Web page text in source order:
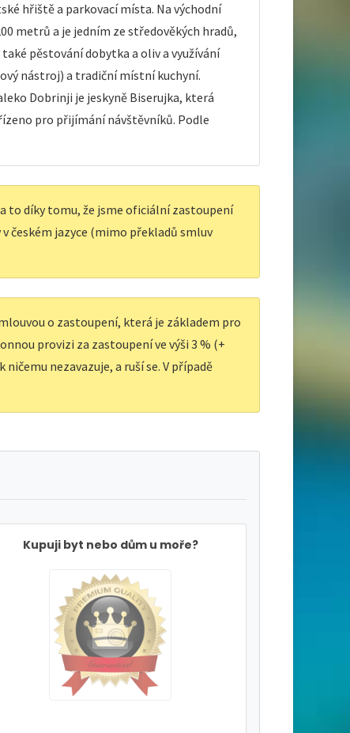
hřiště a parkovací místa. Na východní
metrů a je jedním ze středověkých hradů,
pěstování dobytka a oliv a využívání
nástroj) a tradiční místní kuchyní.
Dobrinji je jeskyně Biserujka, která
pro přijímání návštěvníků. Podle
to díky tomu, že jsme oficiální zastoupení
českém jazyce (mimo překladů smluv
o zastoupení, která je základem pro
provizi za zastoupení ve výši 3 % (+
nezavazuje, a ruší se. V případě
Kupuji byt nebo dům u moře?